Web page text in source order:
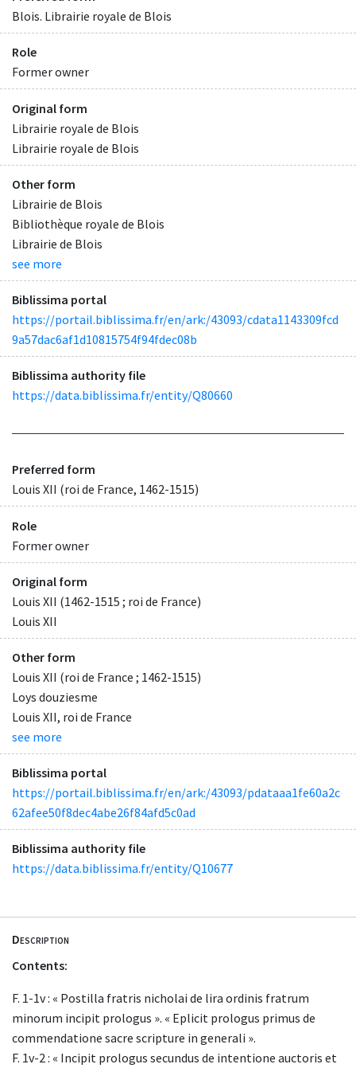
Blois. Librairie royale de Blois
Role
Former owner
Original form
Librairie royale de Blois
Librairie royale de Blois
Other form
Librairie de Blois
Bibliothèque royale de Blois
Librairie de Blois
see more
Biblissima portal
https://portail.biblissima.fr/en/ark:/43093/cdata1143309fcd
9a57dac6af1d10815754f94fdec08b
Biblissima authority file
https://data.biblissima.fr/entity/Q80660
Preferred form
Louis XII (roi de France, 1462-1515)
Role
Former owner
Original form
Louis XII (1462-1515 ; roi de France)
Louis XII
Other form
Louis XII (roi de France ; 1462-1515)
Loys douziesme
Louis XII, roi de France
see more
Biblissima portal
https://portail.biblissima.fr/en/ark:/43093/pdataaa1fe60a2c
62afee50f8dec4abe26f84afd5c0ad
Biblissima authority file
https://data.biblissima.fr/entity/Q10677
Description
Contents:
F. 1-1v : « Postilla fratris nicholai de lira ordinis fratrum
minorum incipit prologus ». « Eplicit prologus primus de
commendatione sacre scripture in generali ».
F. 1v-2 : « Incipit prologus secundus de intentione auctoris et